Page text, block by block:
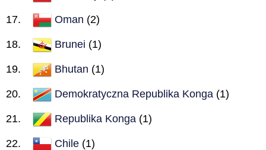
Oman (2)
Brunei (1)
Bhutan (1)
Demokratyczna Republika Konga (1)
Republika Konga (1)
Chile (1)